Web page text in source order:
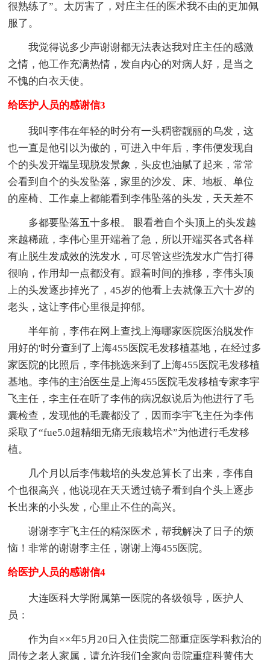
很熟练了”。太厉害了，对庄主任的医术我不由的更加佩
服了。
我觉得说多少声谢谢都无法表达我对庄主任的感激
之情，他工作充满热情，发自内心的对病人好，是当之
不愧的白衣天使。
给医护人员的感谢信3
我叫李伟在年轻的时分有一头稠密靓丽的乌发，这
也一直是他引以为傲的，可进入中年后，李伟便发现自
个的头发开端呈现脱发景象，头皮也油腻了起来，常常
会看到自个的头发坠落，家里的沙发、床、地板、单位
的座椅、工作桌上都能看到李伟坠落的头发，天天差不
多都要坠落五十多根。 眼看着自个头顶上的头发越
来越稀疏，李伟心里开端着了急，所以开端买各式各样
有止脱生发成效的洗发水，可尽管这些洗发水广告打得
很响，作用却一点都没有。跟着时间的推移，李伟头顶
上的头发逐步掉光了，45岁的他看上去就像五六十岁的
老头，这让李伟心里很是抑郁。
半年前，李伟在网上查找上海哪家医院医治脱发作
用好的'时分查到了上海455医院毛发移植基地，在经过多
家医院的比照后，李伟挑选来到了上海455医院毛发移植
基地。李伟的主治医生是上海455医院毛发移植专家李宇
飞主任，李主任在听了李伟的病况叙说后为他进行了毛
囊检查，发现他的毛囊都没了，因而李宇飞主任为李伟
采取了“fue5.0超精细无痛无痕栽培术”为他进行毛发移
植。
几个月以后李伟栽培的头发总算长了出来，李伟自
个也很高兴，他说现在天天透过镜子看到自个头上逐步
长出来的小头发，心里止不住的高兴。
谢谢李宇飞主任的精深医术，帮我解决了日子的烦
恼！非常的谢谢李主任，谢谢上海455医院。
给医护人员的感谢信4
大连医科大学附属第一医院的各级领导，医护人
员：
作为自××年5月20日入住贵院二部重症医学科救治的
周传之老人家属，请允许我们全家向贵院重症科黄伟大